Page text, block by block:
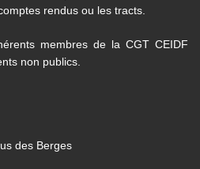
rendus ou les tracts.
membres de la CGT CEIDF
non publics.
des Berges